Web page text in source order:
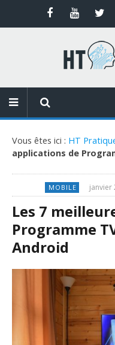
Vous êtes ici : HT
applications de
MOBILE janvier
Les 7
Programme
Android